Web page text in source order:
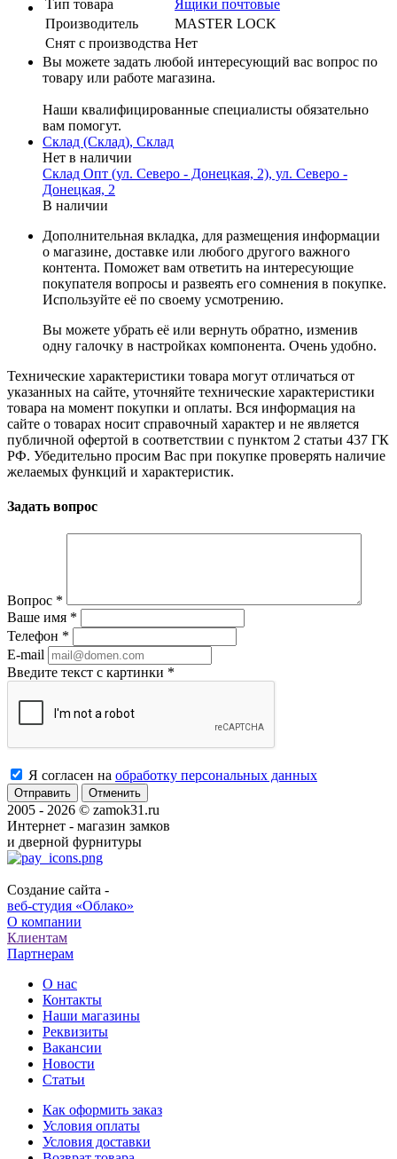
Тип товара
Ящики почтовые
Производитель
MASTER LOCK
Cнят с производства Нет
Вы можете задать любой интересующий вас вопрос по
товару или работе магазина.
Наши квалифицированные специалисты обязательно
вам помогут.
Склад (Склад), Склад
Нет в наличии
Склад Опт (ул. Северо - Донецкая, 2), ул. Северо -
Донецкая, 2
В наличии
Дополнительная вкладка, для размещения информации
о магазине, доставке или любого другого важного
контента. Поможет вам ответить на интересующие
покупателя вопросы и развеять его сомнения в покупке.
Используйте её по своему усмотрению.
Вы можете убрать её или вернуть обратно, изменив
одну галочку в настройках компонента. Очень удобно.
Технические характеристики товара могут отличаться от
указанных на сайте, уточняйте технические характеристики
товара на момент покупки и оплаты. Вся информация на
сайте о товарах носит справочный характер и не является
публичной офертой в соответствии с пунктом 2 статьи 437 ГК
РФ. Убедительно просим Вас при покупке проверять наличие
желаемых функций и характеристик.
Задать вопрос
Вопрос *
Ваше имя *
Телефон *
E-mail
Введите текст с картинки *
Я согласен на обработку персональных данных
Отменить
2005 - 2026 © zamok31.ru
Интернет - магазин замков
и дверной фурнитуры
Создание сайта -
веб-студия «Облако»
О компании
Клиентам
Партнерам
О нас
Контакты
Наши магазины
Реквизиты
Вакансии
Новости
Статьи
Как оформить заказ
Условия оплаты
Условия доставки